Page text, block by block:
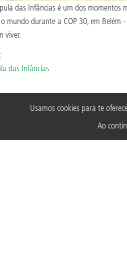
Usamos cookies para te
Ao
das Infâncias é um dos momentos
mundo durante a COP 30, em Belém
viver.
das Infâncias